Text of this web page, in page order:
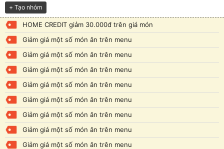
+ Tạo nhóm
HOME CREDIT giảm 30.000đ trên giá món
Giảm giá một số món ăn trên menu
Giảm giá một số món ăn trên menu
Giảm giá một số món ăn trên menu
Giảm giá một số món ăn trên menu
Giảm giá một số món ăn trên menu
Giảm giá một số món ăn trên menu
Giảm giá một số món ăn trên menu
Giảm giá một số món ăn trên menu